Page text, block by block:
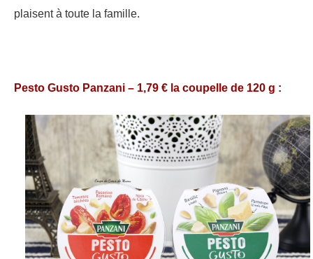
plaisent à toute la famille.
Pesto Gusto Panzani – 1,79 € la coupelle de 120 g :